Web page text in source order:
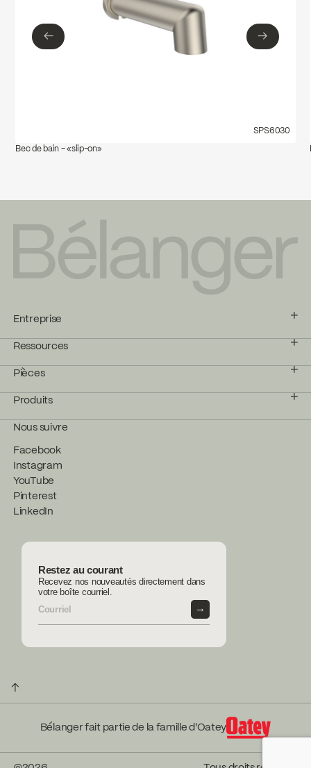
← →
SPS6030
Bec de bain - «slip-on»
Entreprise
Ressources
Pièces
Produits
Nous suivre
Facebook
Instagram
YouTube
Pinterest
LinkedIn
Restez au courant
Recevez nos nouveautés directement dans
votre boîte courriel.
→
↑
Bélanger fait partie de la famille d'Oatey